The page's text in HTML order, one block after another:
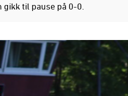
gikk til pause på 0-0.